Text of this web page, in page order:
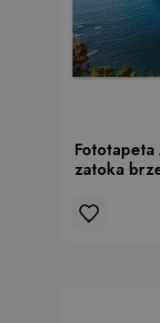
Fototapeta
zatoka